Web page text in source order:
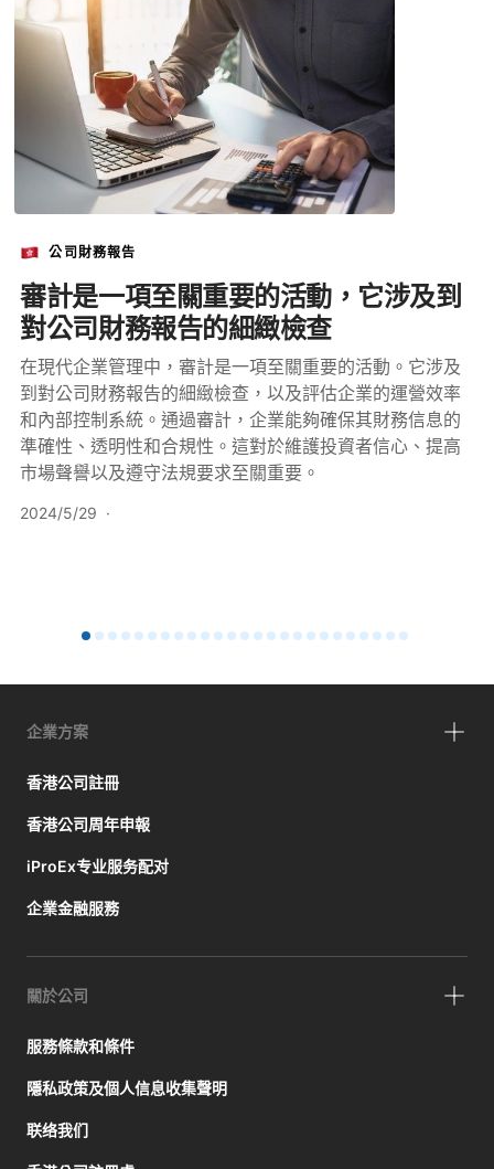
公司財務報告
審計是一項至關重要的活動，它涉及到
對公司財務報告的細緻檢查
在現代企業管理中，審計是一項至關重要的活動。它涉及
到對公司財務報告的細緻檢查，以及評估企業的運營效率
和內部控制系統。通過審計，企業能夠確保其財務信息的
準確性、透明性和合規性。這對於維護投資者信心、提高
市場聲譽以及遵守法規要求至關重要。
2024/5/29 ·
企業方案
香港公司註冊
香港公司周年申報
iProEx专业服务配对
企業金融服務
關於公司
服務條款和條件
隱私政策及個人信息收集聲明
联络我们